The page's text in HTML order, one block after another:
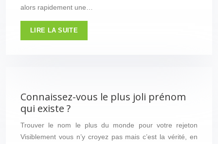
alors rapidement une…
LIRE LA SUITE
Connaissez-vous le plus joli prénom
qui existe ?
Trouver le nom le plus du monde pour votre rejeton
Visiblement vous n’y croyez pas mais c’est la vérité, en